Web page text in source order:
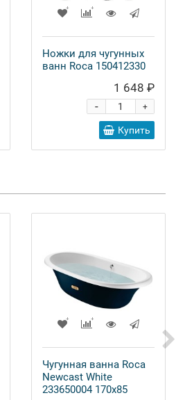
Ножки для чугунных
ванн Roca 150412330
1 648 ₽
+
-
Купить
Чугунная ванна Roca
Newcast White
233650004 170x85